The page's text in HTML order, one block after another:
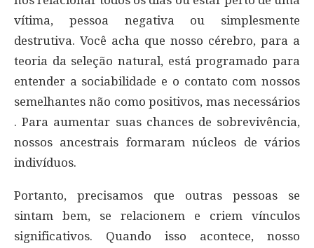
vítima, pessoa negativa ou simplesmente
destrutiva. Você acha que nosso cérebro, para a
teoria da seleção natural, está programado para
entender a sociabilidade e o contato com nossos
semelhantes não como positivos, mas necessários
. Para aumentar suas chances de sobrevivência,
nossos ancestrais formaram núcleos de vários
indivíduos.
Portanto, precisamos que outras pessoas se
sintam bem, se relacionem e criem vínculos
significativos. Quando isso acontece, nosso